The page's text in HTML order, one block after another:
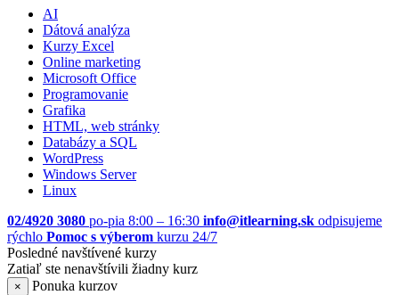
AI
Dátová analýza
Kurzy Excel
Online marketing
Microsoft Office
Programovanie
Grafika
HTML, web stránky
Databázy a SQL
WordPress
Windows Server
Linux
02/4920 3080 po-pia 8:00 – 16:30 info@itlearning.sk odpisujeme
rýchlo Pomoc s výberom kurzu 24/7
Posledné navštívené kurzy
Zatiaľ ste nenavštívili žiadny kurz
×
Ponuka kurzov